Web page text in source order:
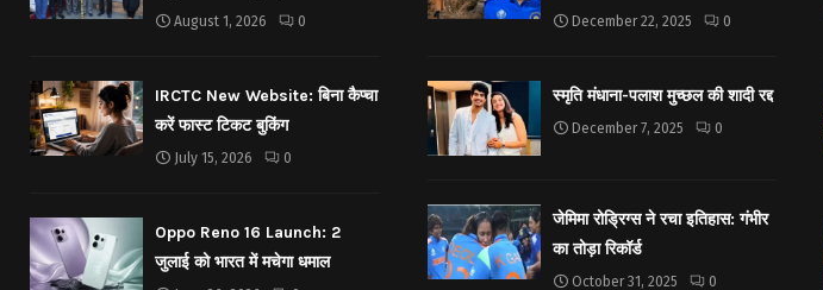
August 1, 2026 0
IRCTC New Website: बिना कैप्चा
करें फास्ट टिकट बुकिंग
July 15, 2026 0
Oppo Reno 16 Launch: 2
जुलाई को भारत में मचेगा धमाल
December 22, 2025 0
स्मृति मंधाना-पलाश मुच्छल की शादी रद्द
December 7, 2025 0
जेमिमा रोड्रिग्स ने रचा इतिहास: गंभीर
का तोड़ा रिकॉर्ड
October 31, 2025 0